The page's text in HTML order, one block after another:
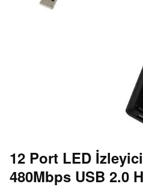
12 Port LED
480Mbps USB 2.0